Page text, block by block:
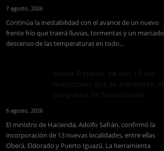
7 agosto, 2026
Continúa la inestabilidad con el avance de un nuevo
frente frío que traerá lluvias, tormentas y un marcado
descenso de las temperaturas en todo...
6 agosto, 2026
El ministro de Hacienda, Adolfo Safrán, confirmó la
incorporación de 13 nuevas localidades, entre ellas
Oberá, Eldorado y Puerto Iguazú. La herramienta